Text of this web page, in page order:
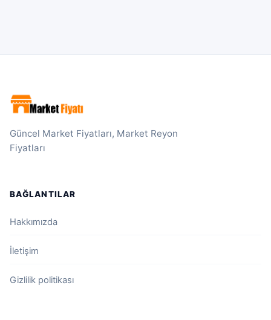
Güncel Market Fiyatları, Market Reyon
Fiyatları
BAĞLANTILAR
Hakkımızda
İletişim
Gizlilik politikası